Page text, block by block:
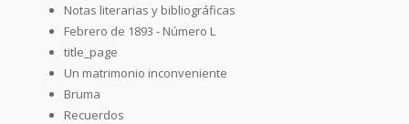
Notas literarias y bibliográficas
Febrero de 1893 - Número L
title_page
Un matrimonio inconveniente
Bruma
Recuerdos